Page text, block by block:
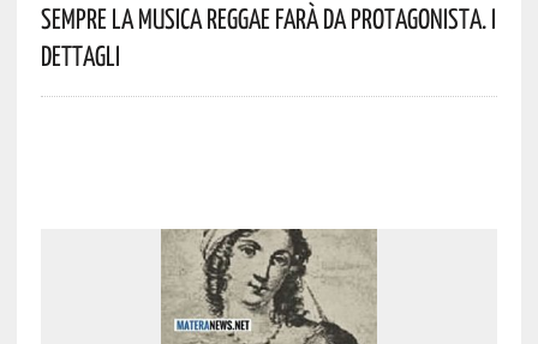
Sempre La Musica Reggae Farà Da Protagonista. I
Dettagli